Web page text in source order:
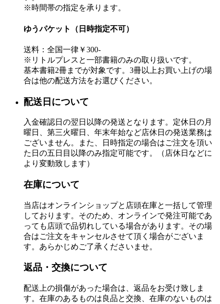
※時間帯の指定を承ります。
ゆうパケット（日時指定不可）
送料：全国一律￥300-
※リトルプレスと一部書籍のみの取り扱いです。
基本書籍2冊までが対象です。3冊以上お買い上げの場
合は他の配送方法をお選びください。
配送日について
入金確認日の翌日以降の発送となります。定休日の月
曜日、第三火曜日、年末年始など店休日の発送業務は
ございません。また、日時指定の場合はご注文を頂い
た日の五日目以降のみ指定可能です。（店休日などに
より変動致します）
在庫について
当店はオンラインショップと店頭在庫と一括して管理
しております。そのため、オンラインで発注可能であ
っても店頭で品切れしている場合があります。その場
合はご注文をキャンセルさせて頂く場合がございま
す。あらかじめご了承くださいませ。
返品・交換について
配送上の損傷があった場合は、返品をお受け致しま
す。在庫のあるものは良品と交換、在庫のないものは